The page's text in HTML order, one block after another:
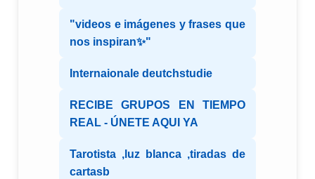
"videos e imágenes y frases que
nos inspiran✨"
Internaionale deutchstudie
RECIBE GRUPOS EN TIEMPO
REAL - ÚNETE AQUI YA
Tarotista ,luz blanca ,tiradas de
cartasb